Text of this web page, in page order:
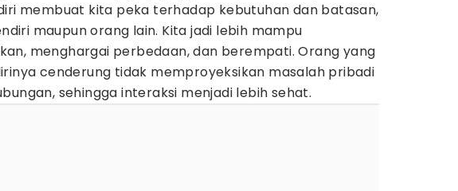
membuat kita peka terhadap kebutuhan dan batasan,
maupun orang lain. Kita jadi lebih mampu
menghargai perbedaan, dan berempati. Orang yang
cenderung tidak memproyeksikan masalah pribadi
sehingga interaksi menjadi lebih sehat.